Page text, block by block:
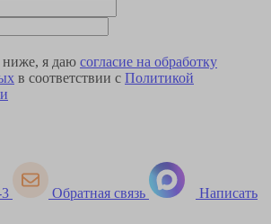
я даю согласие на обработку
в соответствии с Политикой
Обратная связь Написать